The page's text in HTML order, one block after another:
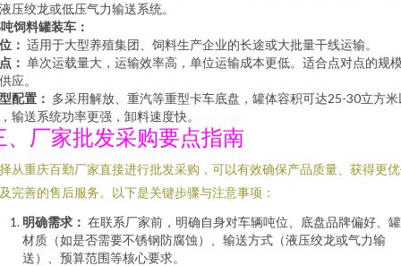
压绞龙或低压气力输送系统。
饲料罐装车：
： 适用于大型养殖集团、饲料生产企业的长途或大批量干线运输。
： 单次运载量大，运输效率高，单位运输成本更低。适合点对点的规
应。
配置： 多采用解放、重汽等重型卡车底盘，罐体容积可达25-30立方米
输送系统功率更强，卸料速度快。
、厂家批发采购要点指南
从重庆百勤厂家直接进行批发采购，可以有效确保产品质量、获得更
完善的售后服务。以下是关键步骤与注意事项：
明确需求： 在联系厂家前，明确自身对车辆吨位、底盘品牌偏好、
材质（如是否需要不锈钢防腐蚀）、输送方式（液压绞龙或气力输
送）、预算范围等核心要求。